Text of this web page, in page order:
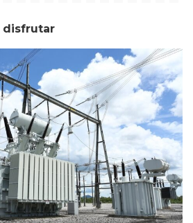
disfrutar